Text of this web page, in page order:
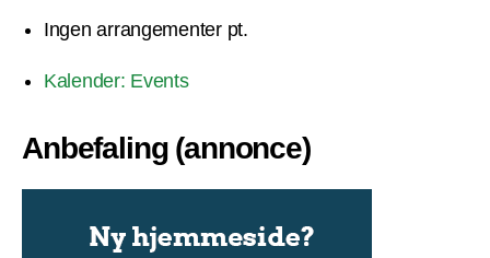
Ingen arrangementer pt.
Kalender: Events
Anbefaling (annonce)